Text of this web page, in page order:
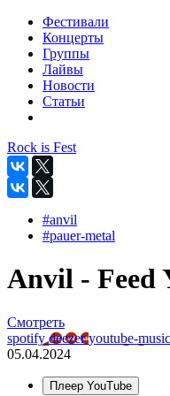
Фестивали
Концерты
Группы
Лайвы
Новости
Статьи
Rock is Fest
#anvil
#pauer-metal
Anvil - Feed
Смотреть
spotifydeezeryoutube-music
05.04.2024
Плеер YouTube